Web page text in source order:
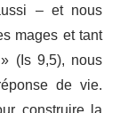
– et nous
mages et tant
(Is 9,5), nous
de vie.